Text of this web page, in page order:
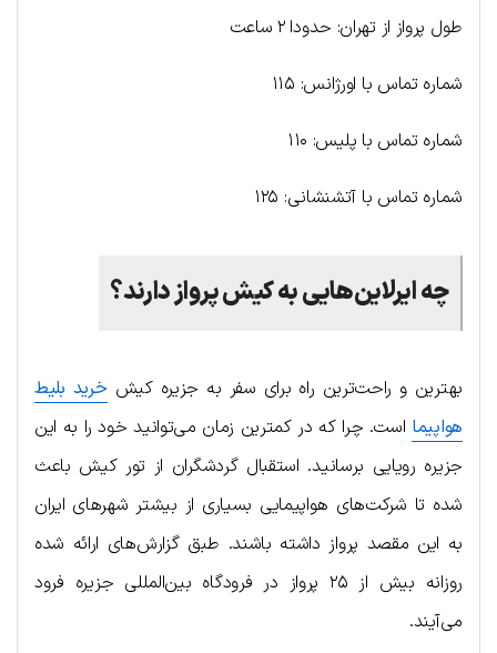
طول پرواز از تهران: حدودا ۲ ساعت
شماره تماس با اورژانس: ۱۱۵
شماره تماس با پلیس: ۱۱۰
شماره تماس با آتشنشانی: ۱۲۵
چه ایرلاین‌هایی به کیش پرواز دارند؟
بهترین و راحت‌ترین راه برای سفر به جزیره کیش خرید بلیط
هواپیما است. چرا که در کمترین زمان می‌توانید خود را به این
جزیره رویایی برسانید. استقبال گردشگران از تور کیش باعث
شده تا شرکت‌های هواپیمایی بسیاری از بیشتر شهرهای ایران
به این مقصد پرواز داشته باشند. طبق گزارش‌های ارائه شده
روزانه بیش از ۲۵ پرواز در فرودگاه بین‌المللی جزیره فرود
می‌آیند.